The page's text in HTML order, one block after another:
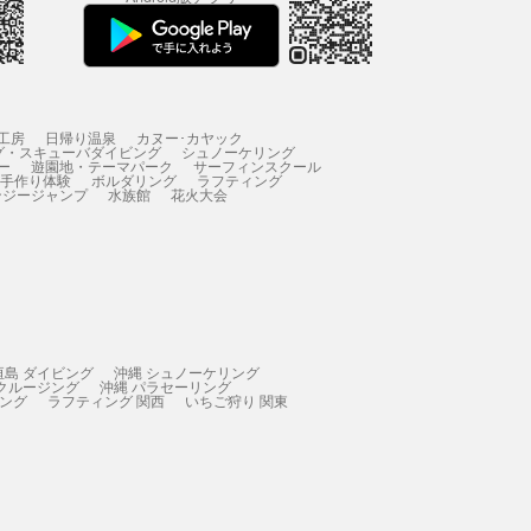
房 日帰り温泉 カヌー･カヤック
・スキューバダイビング シュノーケリング
遊園地・テーマパーク サーフィンスクール
作り体験 ボルダリング ラフティング
ージャンプ 水族館 花火大会
島 ダイビング 沖縄 シュノーケリング
ルージング 沖縄 パラセーリング
グ ラフティング 関西 いちご狩り 関東